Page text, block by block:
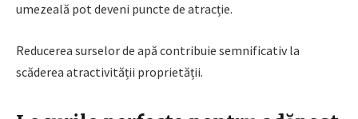
umezeală pot deveni puncte de atracție.
Reducerea surselor de apă contribuie semnificativ la
scăderea atractivității proprietății.